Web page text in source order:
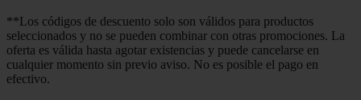
**Los códigos de descuento solo son válidos para productos
seleccionados y no se pueden combinar con otras promociones. La
oferta es válida hasta agotar existencias y puede cancelarse en
cualquier momento sin previo aviso. No es posible el pago en
efectivo.